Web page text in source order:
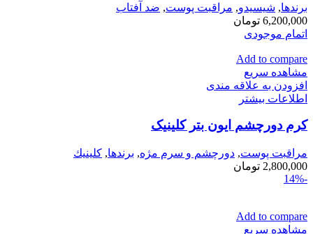
برندها, شيسيدو, مراقبت پوست, ضد آفتاب
6,200,000 تومان
اتمام موجودی
Add to compare
مشاهده سریع
افزودن به علاقه مندی
اطلاعات بیشتر
کرم دورچشم ایون بتر کلینیک
مراقبت پوست, دورچشم و سرم مژه, برندها, كلينيك
2,800,000 تومان
-14%
Add to compare
مشاهده سریع